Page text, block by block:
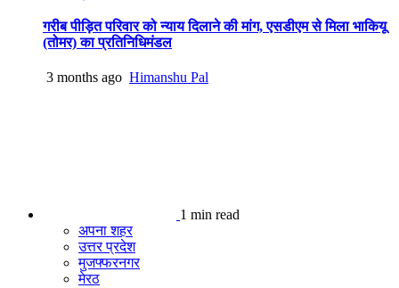
गरीब पीड़ित परिवार को न्याय दिलाने की मांग, एसडीएम से मिला भाकियू
(तोमर) का प्रतिनिधिमंडल
3 months ago Himanshu Pal
1 min read
अपना शहर
उत्तर प्रदेश
मुजफ्फरनगर
मेरठ